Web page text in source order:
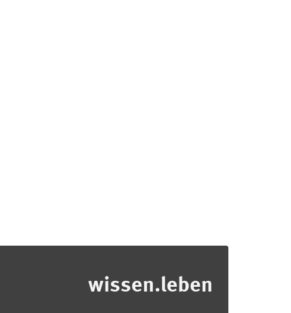
wissen.leben